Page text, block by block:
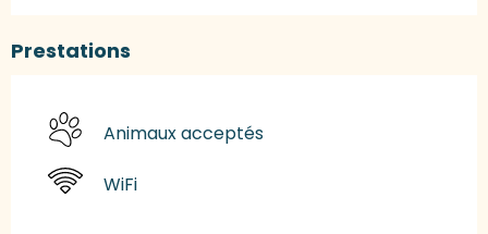
Prestations
Animaux acceptés
WiFi